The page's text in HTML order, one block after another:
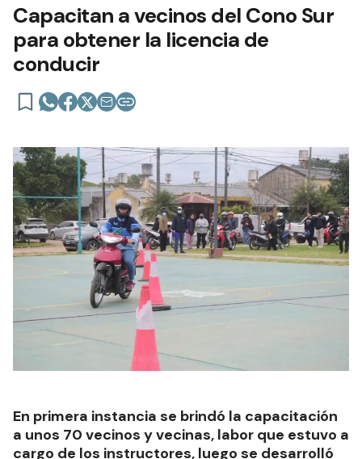
Capacitan a vecinos del Cono Sur
para obtener la licencia de
conducir
En primera instancia se brindó la capacitación
a unos 70 vecinos y vecinas, labor que estuvo a
cargo de los instructores, luego se desarrolló